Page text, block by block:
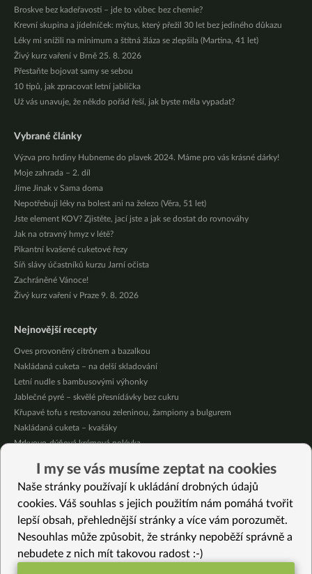
Broskve bez kadeřavosti – jde to vůbec bez chemie?
Krevní skupina a jídelníček: mýtus, který přežil 30 let bez jediného důkazu
Léky mi snížili na minimum a štítná žláza se zlepšila (Martina, 41 let)
Živý kurz vaření v Brně 25. 8. 2026
Přestaňte bojovat samy se sebou
10 tipů, jak zpracovat letní jablíčka
Už vás unavuje, že někdo pořád řeší, jak byste měla vypadat?
Vybrané články
Výzva pro hrdiny Hubneme do plavek 2024. Máme pro vás krásné dárky!
Moje zahrada – 2. díl
Jíme Jinak v Sama doma
Nepotřebuji léky na bolest ani na železo (Věra, 51 let)
Jste element KOV? Zjistěte, jací jste a jak se dostat do rovnováhy
Jak na otravný hmyz v létě?
Pikantní kvašené cuketové řezy
Síň slávy účastníků kurzu Jarní očista
Zachráněné Vánoce!
Živý kurz vaření v Praze 9. 8. 2026
Nejnovější recepty
Oves provoněný citrónem a bazalkou
Nakládaná cuketa – na delší skladování
Letní nudle s bambusovými výhonky
Jablečné pyré – skvělé přesnídávky bez cukru
Křupavé tofu s restovanou zeleninou, žampiony a bulgurem
Nakládaná cuketa – kvašáky
Mrkvovo-dýňová krémová polévka
Osvěžující čaj s citronovými bylinkami
Nepečený jablečný dort s rybízem
Vybrané recepty
Obrácený koláč bez lepku
I my se vás musíme zeptat na cookies
Naše stránky používají k ukládání drobných údajů
cookies. Váš souhlas s jejich použitím nám pomáhá tvořit
lepší obsah, přehlednější stránky a více vám porozumět.
Nesouhlas může způsobit, že stránky nepoběží správně a
nebudete z nich mít takovou radost :-)